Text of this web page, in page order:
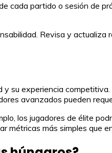
cada partido o sesión de
Revisa y actualiza
su experiencia
avanzados pueden
los jugadores de élite
métricas más simples que